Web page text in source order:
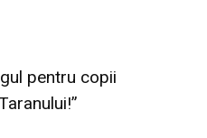
pentru copii